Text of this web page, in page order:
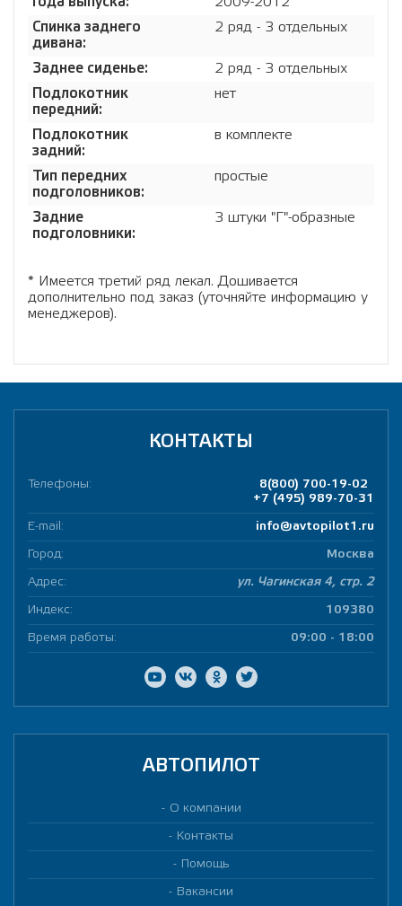
Спинка заднего
дивана:
2 ряд - 3 отдельных
Заднее сиденье:
2 ряд - 3 отдельных
Подлокотник
передний:
нет
Подлокотник
задний:
в комплекте
Тип передних
подголовников:
простые
Задние
подголовники:
3 штуки "Г"-образные
* Имеется третий ряд лекал. Дошивается
дополнительно под заказ (уточняйте информацию у
менеджеров).
КОНТАКТЫ
Телефоны:
8(800) 700-19-02
+7 (495) 989-70-31
E-mail: info@avtopilot1.ru
Город: Москва
Адрес: ул. Чагинская 4, стр. 2
Индекс: 109380
Время работы: 09:00 - 18:00
АВТОПИЛОТ
О компании
Контакты
Помощь
Вакансии